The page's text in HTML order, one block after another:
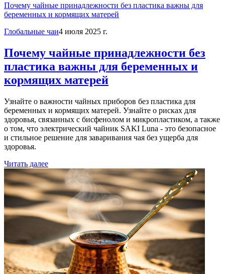
Почему чайные принадлежности без пластика важны для
беременных и кормящих матерей
Глобальные чаи4 июля 2025 г.
Почему чайные принадлежности без
пластика важны для беременных и
кормящих матерей
Узнайте о важности чайных приборов без пластика для
беременных и кормящих матерей. Узнайте о рисках для
здоровья, связанных с бисфенолом и микропластиком, а также
о том, что электрический чайник SAKI Luna - это безопасное
и стильное решение для заваривания чая без ущерба для
здоровья.
Читать далее